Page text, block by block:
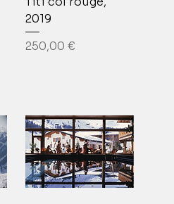
2019
Prix
250,00 €